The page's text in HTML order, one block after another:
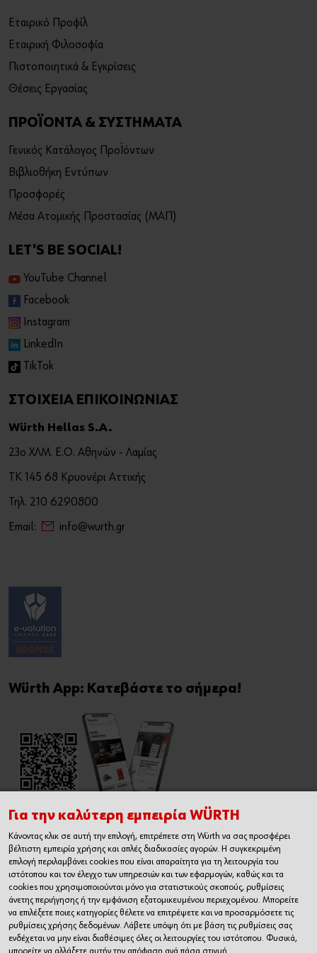
Εταιρικό Προφίλ
Εταιρική Φιλοσοφία
Πιστοποιητικά & Εγκρίσεις
Θέσεις Εργασίας
ΠΡΟΪΟΝΤΑ & ΣΥΣΤΗΜΑΤΑ
Γενικός Κατάλογος Προϊόντων
Βιβλιοθήκη Εντύπων
Προσφορές
Μέσα Ατομικής Προστασίας (ΜΑΠ)
LET'S BE SOCIAL!
YouTube Channel
Facebook
Instagram
LinkedIn
TikTok
ΣΤΟΙΧΕΙΑ ΕΠΙΚΟΙΝΩΝΙΑΣ
Würth Hellas S.A.
23ο ΧΛΜ. Ε.Ο. Αθηνών - Λαμίας
ΤΚ 145 68 Κρυονέρι Αττικής
Τηλ. 210 6290800
Email: info@wurth.gr
Würth App: Κατεβάστε το σήμερα!
Εγχειρίδιο Χρήσης Ηλεκτρονικού
Καταστήματος
Για την καλύτερη εμπειρία WÜRTH
Κάνοντας κλικ σε αυτή την επιλογή, επιτρέπετε στη Würth να σας προσφέρει
βέλτιστη εμπειρία χρήσης και απλές διαδικασίες αγορών. Η συγκεκριμένη
επιλογή περιλαμβάνει cookies που είναι απαραίτητα για τη λειτουργία του
ιστότοπου και τον έλεγχο των υπηρεσιών και των εφαρμογών, καθώς και τα
cookies που χρησιμοποιούνται μόνο για στατιστικούς σκοπούς, ρυθμίσεις
άνετης περιήγησης ή την εμφάνιση εξατομικευμένου περιεχομένου. Μπορείτε
να επιλέξετε ποιες κατηγορίες θέλετε να επιτρέψετε και να προσαρμόσετε τις
ρυθμίσεις χρήσης δεδομένων. Λάβετε υπόψη ότι με βάση τις ρυθμίσεις σας
ενδέχεται να μην είναι διαθέσιμες όλες οι λειτουργίες του ιστότοπου. Φυσικά,
μπορείτε να αλλάξετε αυτήν την απόφαση ανά πάσα στιγμή.